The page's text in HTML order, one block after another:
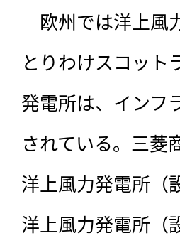
欧州では洋上風
とりわけスコット
発電所は、インフ
されている。三菱
洋上風力発電所（
洋上風力発電所（